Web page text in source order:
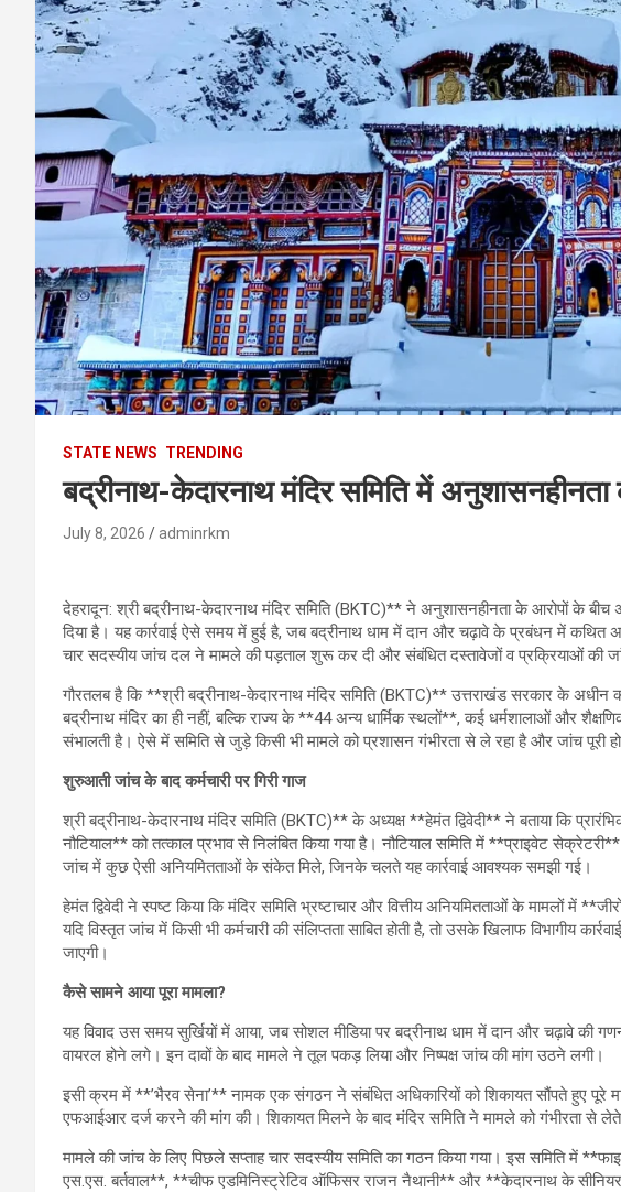
STATE NEWS TRENDING
बद्रीनाथ-केदारनाथ मंदिर समिति में अनुशासनहीनता
July 8, 2026 adminrkm
देहरादून: श्री बद्रीनाथ-केदारनाथ मंदिर समिति (BKTC)** ने अनुशासनहीनता के आरोपों के बीच
दिया है। यह कार्रवाई ऐसे समय में हुई है, जब बद्रीनाथ धाम में दान और चढ़ावे के प्रबंधन में कथित
चार सदस्यीय जांच दल ने मामले की पड़ताल शुरू कर दी और संबंधित दस्तावेजों व प्रक्रियाओं की
गौरतलब है कि **श्री बद्रीनाथ-केदारनाथ मंदिर समिति (BKTC)** उत्तराखंड सरकार के अधीन
बद्रीनाथ मंदिर का ही नहीं, बल्कि राज्य के **44 अन्य धार्मिक स्थलों**, कई धर्मशालाओं और
संभालती है। ऐसे में समिति से जुड़े किसी भी मामले को प्रशासन गंभीरता से ले रहा है और जांच पूरी
शुरुआती जांच के बाद कर्मचारी पर गिरी गाज
श्री बद्रीनाथ-केदारनाथ मंदिर समिति (BKTC)** के अध्यक्ष **हेमंत द्विवेदी** ने बताया कि
नौटियाल** को तत्काल प्रभाव से निलंबित किया गया है। नौटियाल समिति में **प्राइवेट
जांच में कुछ ऐसी अनियमितताओं के संकेत मिले, जिनके चलते यह कार्रवाई आवश्यक समझी गई।
हेमंत द्विवेदी ने स्पष्ट किया कि मंदिर समिति भ्रष्टाचार और वित्तीय अनियमितताओं के मामलों में
यदि विस्तृत जांच में किसी भी कर्मचारी की संलिप्तता साबित होती है, तो उसके खिलाफ विभागीय
जाएगी।
कैसे सामने आया पूरा मामला?
यह विवाद उस समय सुर्खियों में आया, जब सोशल मीडिया पर बद्रीनाथ धाम में दान और चढ़ावे की
वायरल होने लगे। इन दावों के बाद मामले ने तूल पकड़ लिया और निष्पक्ष जांच की मांग उठने लगी।
इसी क्रम में **’भैरव सेना’** नामक एक संगठन ने संबंधित अधिकारियों को शिकायत सौंपते हुए पूरे
एफआईआर दर्ज करने की मांग की। शिकायत मिलने के बाद मंदिर समिति ने मामले को गंभीरता से
मामले की जांच के लिए पिछले सप्ताह चार सदस्यीय समिति का गठन किया गया। इस समिति में
एस.एस. बर्तवाल**, **चीफ एडमिनिस्ट्रेटिव ऑफिसर राजन नैथानी** और **केदारनाथ के